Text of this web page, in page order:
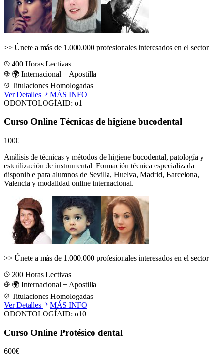
>> Únete a más de 1.000.000 profesionales interesados en el sector
400 Horas Lectivas
🌍 Internacional + Apostilla
Titulaciones Homologadas
Ver Detalles
MÁS INFO
ODONTOLOGÍAID: o1
Curso Online Técnicas de higiene bucodental
100€
Análisis de técnicas y métodos de higiene bucodental, patología y
esterilización de instrumental. Formación técnica especializada
disponible para alumnos de Sevilla, Huelva, Madrid, Barcelona,
Valencia y modalidad online internacional.
>> Únete a más de 1.000.000 profesionales interesados en el sector
200 Horas Lectivas
🌍 Internacional + Apostilla
Titulaciones Homologadas
Ver Detalles
MÁS INFO
ODONTOLOGÍAID: o10
Curso Online Protésico dental
600€